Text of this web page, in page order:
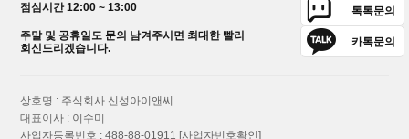
점심시간 12:00 ~ 13:00
주말 및 공휴일도 문의 남겨주시면 최대한 빨리
회신드리겠습니다.
톡톡문의
카톡문의
상호명 : 주식회사 신성아이앤씨
대표이사 : 이수미
사업자등록번호 : 488-88-01911 [사업자번호확인]